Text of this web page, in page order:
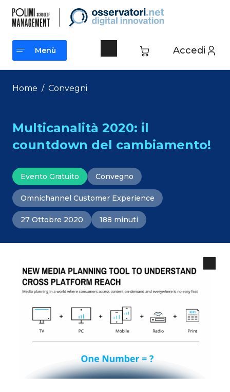
contenuto
Accedi
Menù
Menù
Home / Convegni
Multicanalità 2020: il
countdown del cambiamento!
Evento Gratuito Convegno
Omnichannel Customer Experience
27 Ottobre 2020 188 minuti